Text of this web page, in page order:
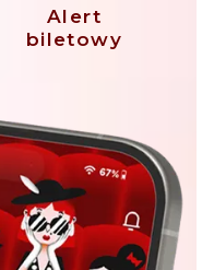
Alert
biletowy